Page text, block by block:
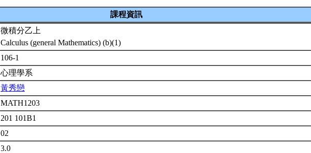
課程資訊
微積分乙上
Calculus (general Mathematics) (b)(1)
106-1
心理學系
黃秀戀
MATH1203
201 101B1
02
3.0